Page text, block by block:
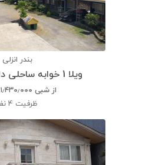
بندر انزلی
ویلا 1 خوابه ساحلی دارای پارکینگ
از شبی ۱٫۴۳۰٫۰۰۰
ظرفیت 4 نفر